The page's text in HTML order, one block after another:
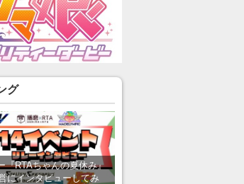
グ
『RTAちゃんの夏休み』
にインタビューしてみ